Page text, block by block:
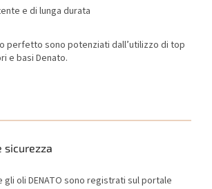
e di lunga durata
perfetto sono potenziati dall’utilizzo di top
e basi Denato.
sicurezza
gli oli DENATO sono registrati sul portale